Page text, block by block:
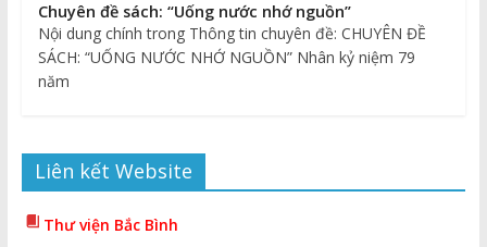
Chuyên đề sách: “Uống nước nhớ nguồn”
Nội dung chính trong Thông tin chuyên đề: CHUYÊN ĐỀ
SÁCH: “UỐNG NƯỚC NHỚ NGUỒN” Nhân kỷ niệm 79
năm
Liên kết Website
Thư viện Bắc Bình